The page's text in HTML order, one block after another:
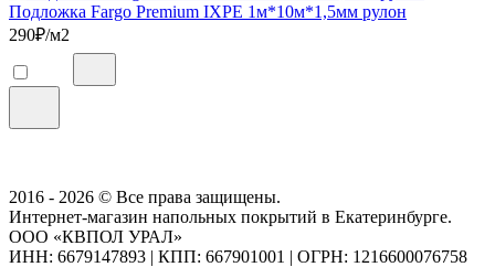
Подложка Fargo Premium IXPE 1м*10м*1,5мм рулон
290₽/м2
2016 - 2026 © Все права защищены.
Интернет-магазин напольных покрытий в Екатеринбурге.
ООО «КВПОЛ УРАЛ»
ИНН: 6679147893 | КПП: 667901001 | ОГРН: 1216600076758